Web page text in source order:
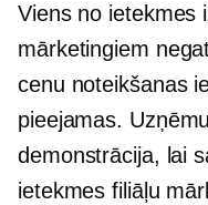
Viens no ietekmes
mārketingiem
cenu noteikšanas
pieejamas.
demonstrācija, lai
ietekmes filiāļu